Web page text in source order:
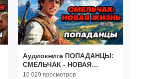
Аудиокнига ПОПАДАНЦЫ:
СМЕЛЬЧАК - НОВАЯ
ЖИЗНЬ
10 029 просмотров